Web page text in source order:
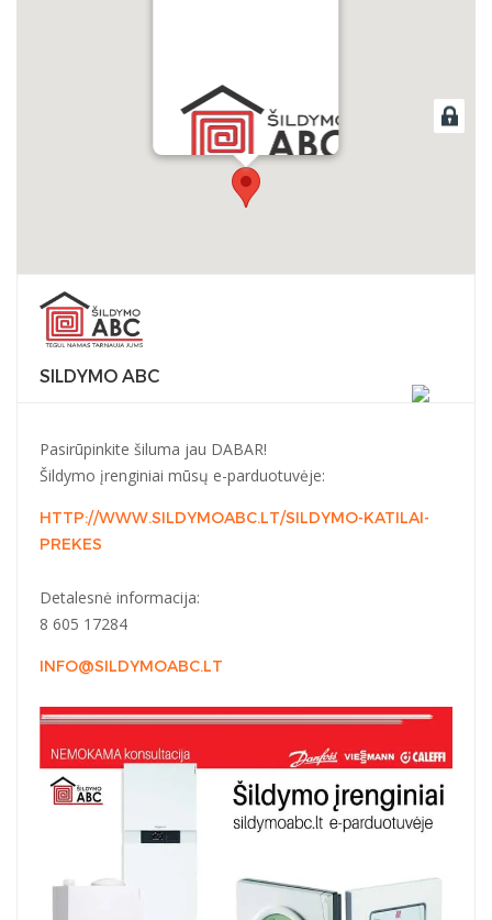
SILDYMO ABC
SILDYMO ABC
Pasirūpinkite šiluma jau DABAR!
Šildymo įrenginiai mūsų e-parduotuvėje:
HTTP://WWW.SILDYMOABC.LT/SILDYMO-KATILAI-
PREKES
Detalesnė informacija:
8 605 17284
INFO@SILDYMOABC.LT